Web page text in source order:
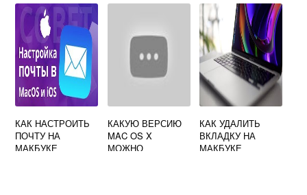
КАК НАСТРОИТЬ
ПОЧТУ НА
МАКБУКЕ
КАКУЮ ВЕРСИЮ
MAC OS X
МОЖНО
КАК УДАЛИТЬ
ВКЛАДКУ НА
МАКБУКЕ